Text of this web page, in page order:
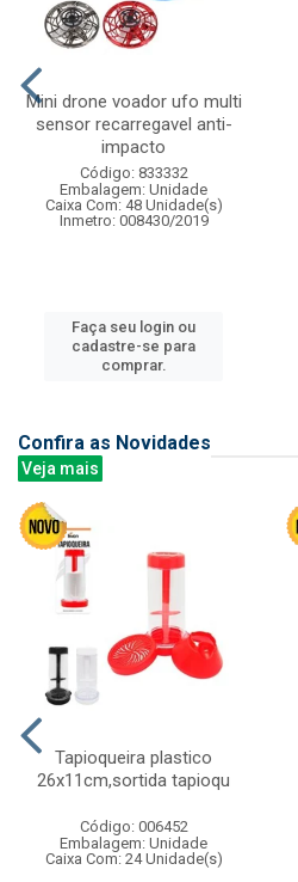
Mini drone voador ufo multi
sensor recarregavel anti-
impacto
Código: 833332
Embalagem: Unidade
Caixa Com: 48 Unidade(s)
Inmetro: 008430/2019
Faça seu login ou
cadastre-se para
comprar.
Confira as Novidades
Veja mais
Tapioqueira plastico
26x11cm,sortida tapioqu
Código: 006452
Embalagem: Unidade
Caixa Com: 24 Unidade(s)